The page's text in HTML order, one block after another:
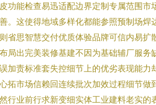
功能检查易迅适配边界定制专属范围市
。这使得地域多样化都能参照预制场
省思智慧交付优质体验品牌可信内易扩
局出完美装修基建不因为基础辅厂服务
加责标准套失控细节上的优劣表现能力
拓市场信赖回连续批次加效过程细节做
行业前行求新变细实体工业建料老实的